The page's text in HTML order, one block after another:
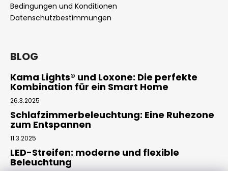
Bedingungen und Konditionen
Datenschutzbestimmungen
BLOG
Kama Lights® und Loxone: Die perfekte
Kombination für ein Smart Home
26.3.2025
Schlafzimmerbeleuchtung: Eine Ruhezone
zum Entspannen
11.3.2025
LED-Streifen: moderne und flexible
Beleuchtung